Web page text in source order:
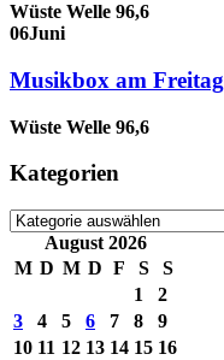
Wüste Welle 96,6
06Juni
Musikbox am
Wüste Welle 96,6
Kategorien
Kategorien
August 2026
M D M D F S
S
1
2
3
4 5 6 7 8
9
10 11 12 13 14 15 16